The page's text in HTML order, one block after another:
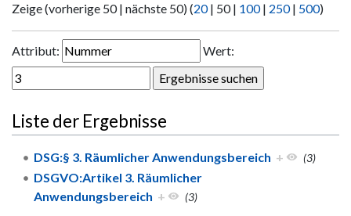
Zeige (vorherige 50 | nächste 50) (20| 50| 100| 250| 500)
Attribut: Wert:
Liste der Ergebnisse
DSG:§ 3. Räumlicher Anwendungsbereich + (3)
DSGVO:Artikel 3. Räumlicher
Anwendungsbereich + (3)